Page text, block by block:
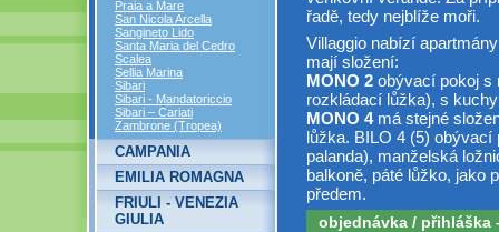
řadě, tedy nejblíže moři.
Villaggio nabízí
mají složení:
MONO 2 obývací pokoj s
rozkládací lůžka), s
MONO 4má stejné
lůžka. BILO 4 (5)
palanda), manželská
balkoně, páté lůžko, jako
předem.
objednávka / přihláška
Praia a Mare
San Nicola Arcella
Sangineto Lido
Santa Maria del Cedro
Scalea
Sellia Marina
Sibari
Sibari - Mandatoriccio
Sibari – Cariati
Zambrone (Tropea)
CAMPANIA
EMILIA ROMAGNA
FRIULI - VENEZIA
GIULIA